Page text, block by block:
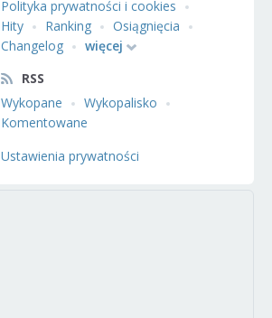
Polityka prywatności i cookies
Hity
Ranking
Osiągnięcia
Changelog
więcej
RSS
Wykopane
Wykopalisko
Komentowane
Ustawienia prywatności